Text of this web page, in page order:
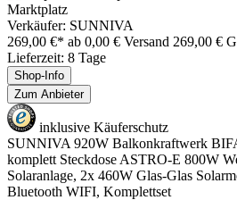
Marktplatz
Verkäufer: SUNNIVA
269,00 €* ab 0,00 € Versand 269,00 €
Lieferzeit: 8 Tage
Shop-Info
Zum Anbieter
inklusive Käuferschutz
SUNNIVA 920W Balkonkraftwerk
komplett Steckdose ASTRO-E 800W
Solaranlage, 2x 460W Glas-Glas
Bluetooth WIFI, Komplettset